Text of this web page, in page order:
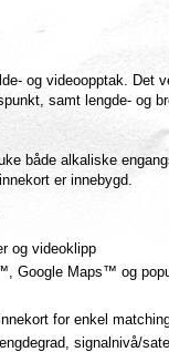
og videoopptak. Det
samt lengde- og
både alkaliske
er innebygd.
og videoklipp
Google Maps™ og
for enkel
signalnivå/